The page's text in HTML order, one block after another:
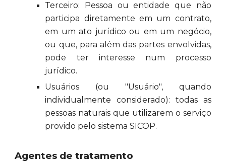
Terceiro: Pessoa ou entidade que não
participa diretamente em um contrato,
em um ato jurídico ou em um negócio,
ou que, para além das partes envolvidas,
pode ter interesse num processo
jurídico.
Usuários (ou "Usuário", quando
individualmente considerado): todas as
pessoas naturais que utilizarem o serviço
provido pelo sistema SICOP.
Agentes de tratamento